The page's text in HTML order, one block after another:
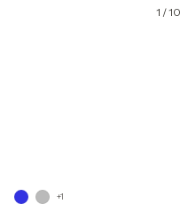
1 /10
+1